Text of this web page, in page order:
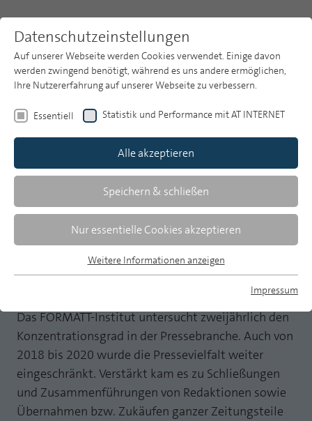
MP auf Mastodon
MP auf LinkedIn
Newsletter
Publikationsarchiv
Heft 6
Tageszeitungen 2020: Schrumpfender
Markt und sinkende Vielfalt
Daten zur Konzentration der Tagespresse
Das FORMATT-Institut untersucht zweijährlich den
Konzentrationsgrad in der Pressebranche. Auch von
2018 bis 2020 wurde die Pressevielfalt weiter
eingeschränkt. Verstärkt kam es zu Schließungen
und Zusammenführungen von Redaktionen sowie
Übernahmen bzw. Zukäufen ganzer Zeitungsteile
Datenschutzeinstellungen
Auf unserer Webseite werden Cookies verwendet. Einige davon
werden zwingend benötigt, während es uns andere ermöglichen,
Ihre Nutzererfahrung auf unserer Webseite zu verbessern.
Essentiell Statistik und Performance mit AT INTERNET
Alle akzeptieren
Speichern & schließen
Nur essentielle Cookies akzeptieren
Essentielle Cookies werden für grundlegende Funktionen der
Webseite einwandfrei funktioniert.
Name fe_typo_user
Anbieter TYPO3
Laufzeit
Cookie-Informationen anzeigen
Statistik und Performance mit AT INTERNET
CROSS-DEVICE ANALYTICS LÖSUNG
Weitere Informationen anzeigen
Impressum